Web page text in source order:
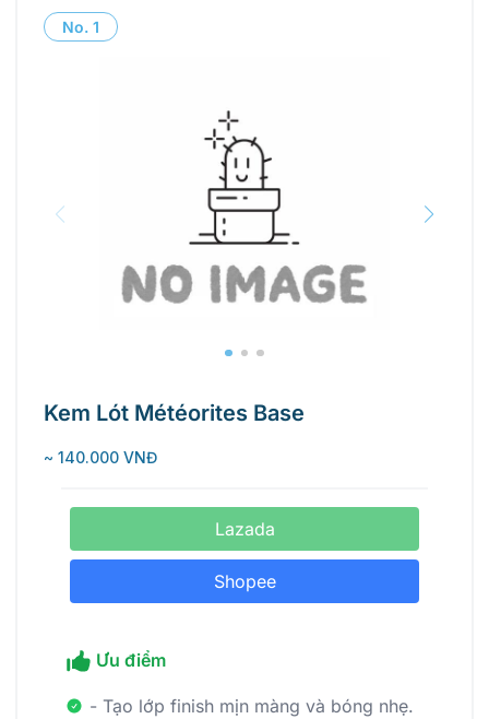
No. 1
Kem Lót Météorites Base
~ 140.000 VNĐ
Lazada
Shopee
Ưu điểm
- Tạo lớp finish mịn màng và bóng nhẹ.